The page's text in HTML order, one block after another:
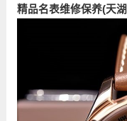
精品名表维修保养(天